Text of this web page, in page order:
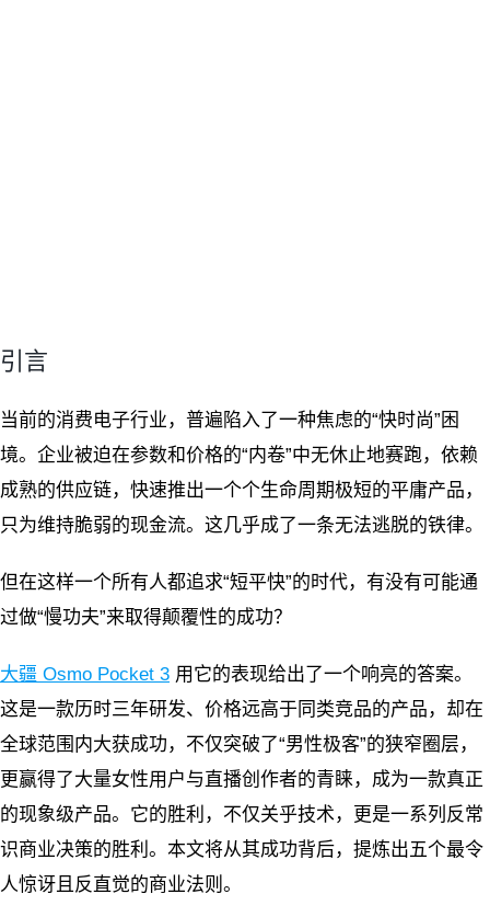
引言
当前的消费电子行业，普遍陷入了一种焦虑的“快时尚”困
境。企业被迫在参数和价格的“内卷”中无休止地赛跑，依赖
成熟的供应链，快速推出一个个生命周期极短的平庸产品，
只为维持脆弱的现金流。这几乎成了一条无法逃脱的铁律。
但在这样一个所有人都追求“短平快”的时代，有没有可能通
过做“慢功夫”来取得颠覆性的成功？
大疆 Osmo Pocket 3 用它的表现给出了一个响亮的答案。
这是一款历时三年研发、价格远高于同类竞品的产品，却在
全球范围内大获成功，不仅突破了“男性极客”的狭窄圈层，
更赢得了大量女性用户与直播创作者的青睐，成为一款真正
的现象级产品。它的胜利，不仅关乎技术，更是一系列反常
识商业决策的胜利。本文将从其成功背后，提炼出五个最令
人惊讶且反直觉的商业法则。